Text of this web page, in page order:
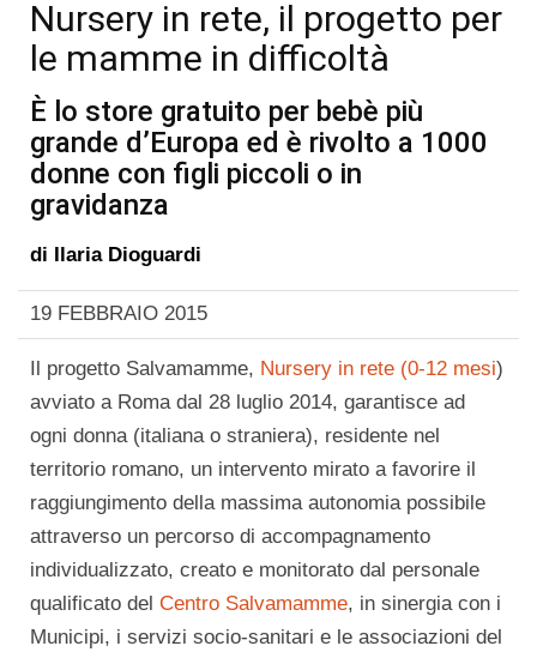
Nursery in rete, il progetto per
le mamme in difficoltà
È lo store gratuito per bebè più
grande d’Europa ed è rivolto a 1000
donne con figli piccoli o in
gravidanza
di Ilaria Dioguardi
19 FEBBRAIO 2015
Il progetto Salvamamme, Nursery in rete (0-12 mesi)
avviato a Roma dal 28 luglio 2014, garantisce ad
ogni donna (italiana o straniera), residente nel
territorio romano, un intervento mirato a favorire il
raggiungimento della massima autonomia possibile
attraverso un percorso di accompagnamento
individualizzato, creato e monitorato dal personale
qualificato del Centro Salvamamme, in sinergia con i
Municipi, i servizi socio-sanitari e le associazioni del